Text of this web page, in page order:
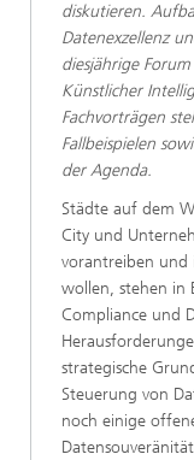
diskutieren.
Datenexzellenz
diesjährige
Künstlicher
Fachvorträgen
Fallbeispielen
der Agenda. ​
​​​​​Städte auf dem
City und
vorantreiben und
wollen, stehen in
Compliance und
strategische
Steuerung von
noch einige